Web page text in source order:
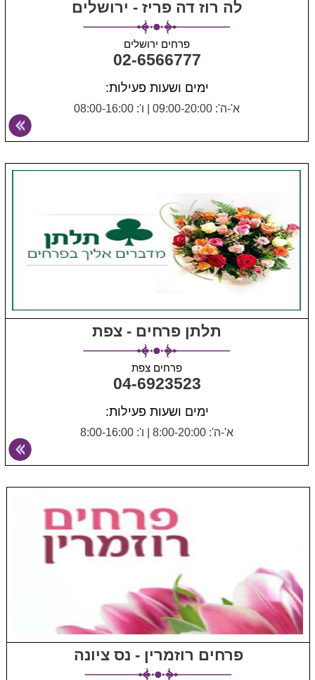
לה רוז דה פריז - ירושלים
פרחים ירושלים
02-6566777
ימים ושעות פעילות:
א'-ה': 09:00-20:00 ו': 08:00-16:00
תלתן פרחים - צפת
פרחים צפת
04-6923523
ימים ושעות פעילות:
א'-ה': 8:00-20:00 ו': 8:00-16:00
פרחים רוזמרין - נס ציונה